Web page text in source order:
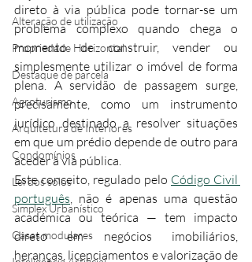
Alteração de utilização
Propriedade Horizontal
Destaque de parcela
Agroturismo
Arquitetura de Interiores
Condomínios
Lei dos solos
Simplex Urbanístico
Casas modulares
direto à via pública pode tornar-se um
problema complexo quando chega o
momento de construir, vender ou
simplesmente utilizar o imóvel de forma
plena. A servidão de passagem surge,
precisamente, como um instrumento
jurídico destinado a resolver situações
em que um prédio depende de outro para
aceder à via pública.
Este conceito, regulado pelo Código Civil
português, não é apenas uma questão
académica ou teórica — tem impacto
direto em negócios imobiliários,
heranças, licenciamentos e valorização de